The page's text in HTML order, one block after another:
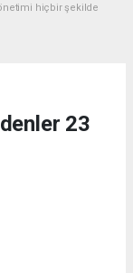
hiçbir şekilde
23